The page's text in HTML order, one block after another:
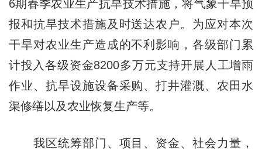
6期春季农业生产抗旱技术措施，将气象干旱预
报和抗旱技术措施及时送达农户。为应对本次
干旱对农业生产造成的不利影响，各级部门累
计投入各级资金8200多万元支持开展人工增雨
作业、抗旱设施设备采购、打井灌溉、农田水
渠修缮以及农业恢复生产等。
我区统筹部门、项目、资金、社会力量，